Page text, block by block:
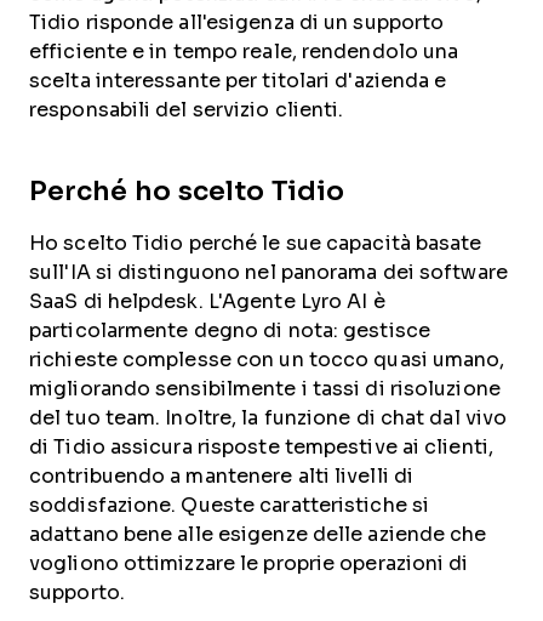
Tidio risponde all'esigenza di un supporto
efficiente e in tempo reale, rendendolo una
scelta interessante per titolari d'azienda e
responsabili del servizio clienti.
Perché ho scelto Tidio
Ho scelto Tidio perché le sue capacità basate
sull'IA si distinguono nel panorama dei software
SaaS di helpdesk. L'Agente Lyro AI è
particolarmente degno di nota: gestisce
richieste complesse con un tocco quasi umano,
migliorando sensibilmente i tassi di risoluzione
del tuo team. Inoltre, la funzione di chat dal vivo
di Tidio assicura risposte tempestive ai clienti,
contribuendo a mantenere alti livelli di
soddisfazione. Queste caratteristiche si
adattano bene alle esigenze delle aziende che
vogliono ottimizzare le proprie operazioni di
supporto.